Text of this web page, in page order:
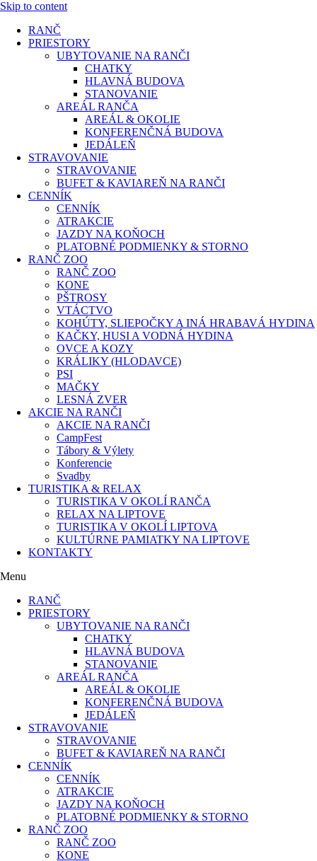
Skip to content
RANČ
PRIESTORY
UBYTOVANIE NA RANČI
CHATKY
HLAVNÁ BUDOVA
STANOVANIE
AREÁL RANČA
AREÁL & OKOLIE
KONFERENČNÁ BUDOVA
JEDÁLEŇ
STRAVOVANIE
STRAVOVANIE
BUFET & KAVIAREŇ NA RANČI
CENNÍK
CENNÍK
ATRAKCIE
JAZDY NA KOŇOCH
PLATOBNÉ PODMIENKY & STORNO
RANČ ZOO
RANČ ZOO
KONE
PŠTROSY
VTÁCTVO
KOHÚTY, SLIEPOČKY A INÁ HRABAVÁ HYDINA
KAČKY, HUSI A VODNÁ HYDINA​​
OVCE A KOZY
KRÁLIKY (HLODAVCE)​
PSI
MAČKY
LESNÁ ZVER
AKCIE NA RANČI
AKCIE NA RANČI
CampFest
Tábory & Výlety
Konferencie
Svadby
TURISTIKA & RELAX
TURISTIKA V OKOLÍ RANČA
RELAX NA LIPTOVE
TURISTIKA V OKOLÍ LIPTOVA
KULTÚRNE PAMIATKY NA LIPTOVE
KONTAKTY
Menu
RANČ
PRIESTORY
UBYTOVANIE NA RANČI
CHATKY
HLAVNÁ BUDOVA
STANOVANIE
AREÁL RANČA
AREÁL & OKOLIE
KONFERENČNÁ BUDOVA
JEDÁLEŇ
STRAVOVANIE
STRAVOVANIE
BUFET & KAVIAREŇ NA RANČI
CENNÍK
CENNÍK
ATRAKCIE
JAZDY NA KOŇOCH
PLATOBNÉ PODMIENKY & STORNO
RANČ ZOO
RANČ ZOO
KONE